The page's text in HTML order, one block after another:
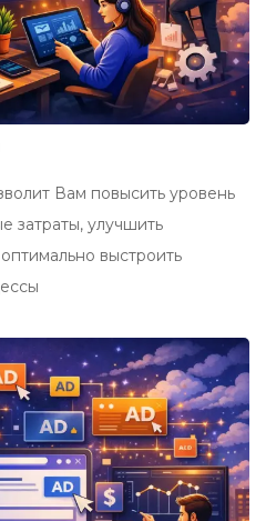
Вам повысить уровень
затраты, улучшить
выстроить